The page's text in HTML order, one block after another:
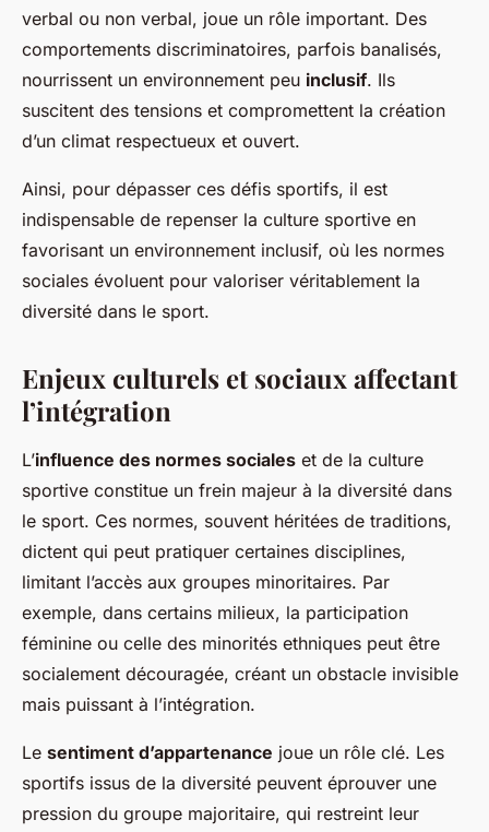
verbal ou non verbal, joue un rôle important. Des
comportements discriminatoires, parfois banalisés,
nourrissent un environnement peu inclusif. Ils
suscitent des tensions et compromettent la création
d’un climat respectueux et ouvert.
Ainsi, pour dépasser ces défis sportifs, il est
indispensable de repenser la culture sportive en
favorisant un environnement inclusif, où les normes
sociales évoluent pour valoriser véritablement la
diversité dans le sport.
Enjeux culturels et sociaux affectant
l’intégration
L’influence des normes sociales et de la culture
sportive constitue un frein majeur à la diversité dans
le sport. Ces normes, souvent héritées de traditions,
dictent qui peut pratiquer certaines disciplines,
limitant l’accès aux groupes minoritaires. Par
exemple, dans certains milieux, la participation
féminine ou celle des minorités ethniques peut être
socialement découragée, créant un obstacle invisible
mais puissant à l’intégration.
Le sentiment d’appartenance joue un rôle clé. Les
sportifs issus de la diversité peuvent éprouver une
pression du groupe majoritaire, qui restreint leur